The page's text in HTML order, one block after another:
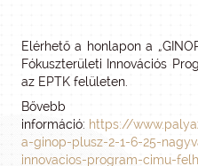
Elérhető a honlapon a
Fókuszterületi Innovációs
az EPTK felületen.
Bővebb
információ: https://
a-ginop-plusz-2-1-6-25-
innovacios-program-cimu-